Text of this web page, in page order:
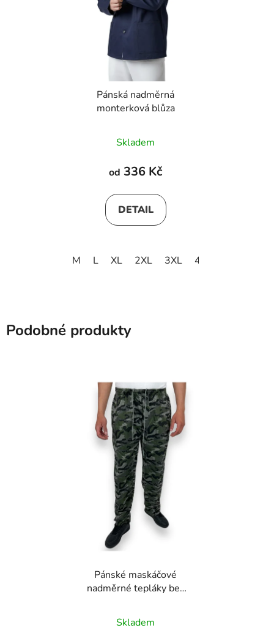
Pánská nadměrná
monterková blůza
Skladem
od 336 Kč
DETAIL
M L XL 2XL 3XL 4XL
Podobné produkty
Pánské maskáčové
nadměrné tepláky bez
Skladem